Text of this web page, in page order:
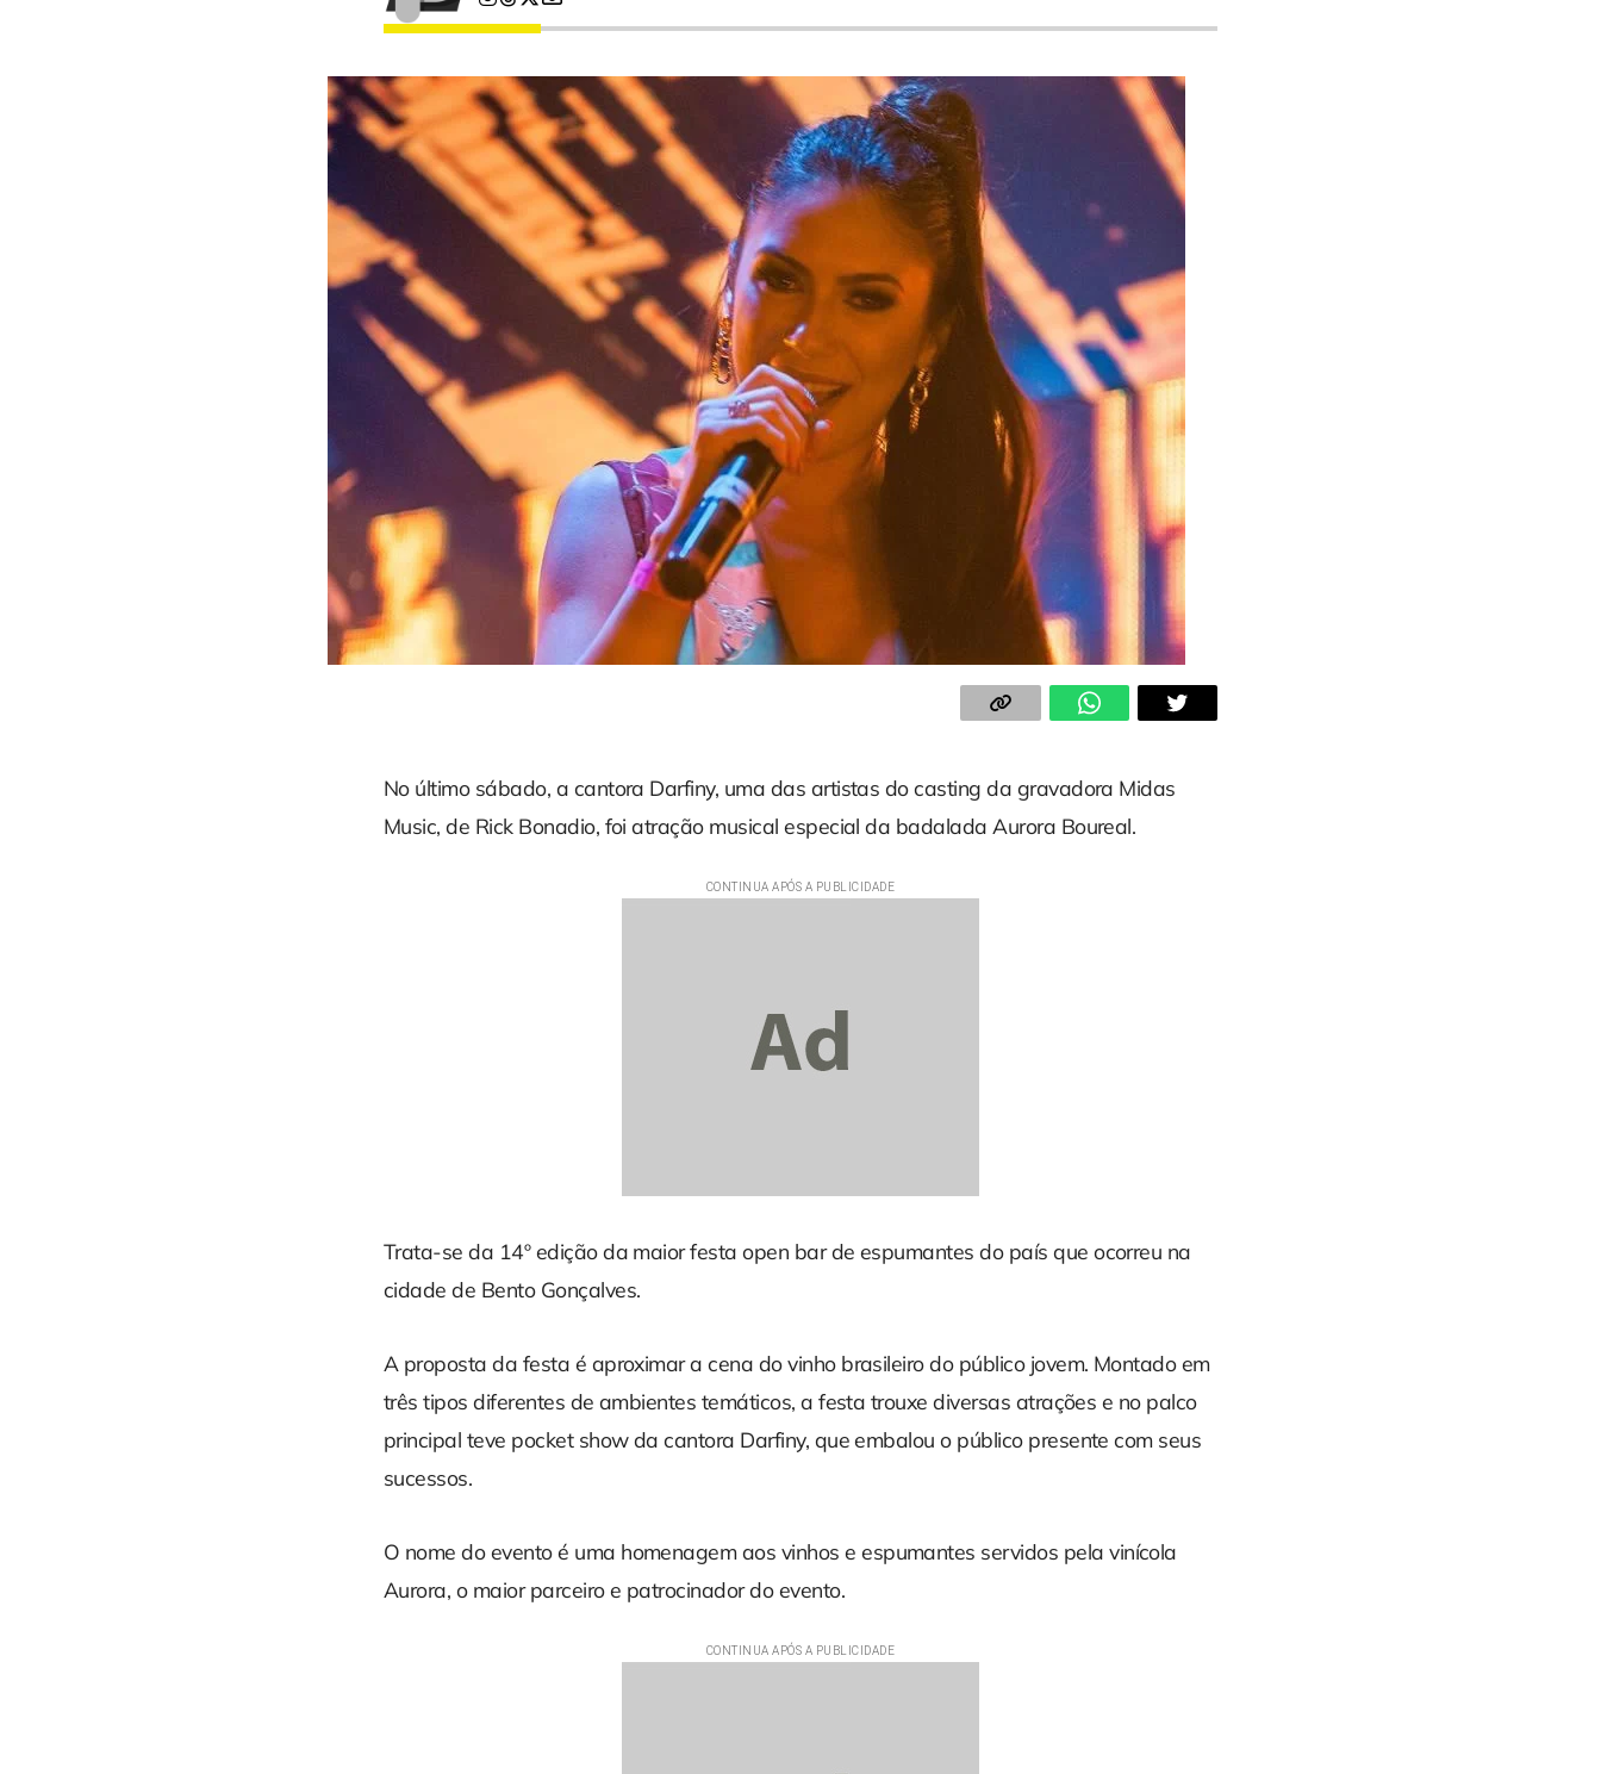
No último sábado, a cantora Darfiny, uma das artistas do casting da gravadora Midas
Music, de Rick Bonadio, foi atração musical especial da badalada Aurora Boureal.
Trata-se da 14º edição da maior festa open bar de espumantes do país que ocorreu na
cidade de Bento Gonçalves.
A proposta da festa é aproximar a cena do vinho brasileiro do público jovem. Montado em
três tipos diferentes de ambientes temáticos, a festa trouxe diversas atrações e no palco
principal teve pocket show da cantora Darfiny, que embalou o público presente com seus
sucessos.
O nome do evento é uma homenagem aos vinhos e espumantes servidos pela vinícola
Aurora, o maior parceiro e patrocinador do evento.